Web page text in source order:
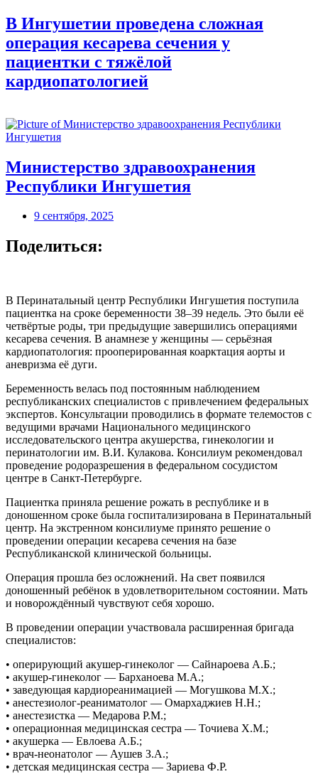
В Ингушетии проведена сложная
операция кесарева сечения у
пациентки с тяжёлой
кардиопатологией
Министерство здравоохранения
Республики Ингушетия
9 сентября, 2025
Поделиться:
В Перинатальный центр Республики Ингушетия поступила
пациентка на сроке беременности 38–39 недель. Это были её
четвёртые роды, три предыдущие завершились операциями
кесарева сечения. В анамнезе у женщины — серьёзная
кардиопатология: прооперированная коарктация аорты и
аневризма её дуги.
Беременность велась под постоянным наблюдением
республиканских специалистов с привлечением федеральных
экспертов. Консультации проводились в формате телемостов с
ведущими врачами Национального медицинского
исследовательского центра акушерства, гинекологии и
перинатологии им. В.И. Кулакова. Консилиум рекомендовал
проведение родоразрешения в федеральном сосудистом
центре в Санкт-Петербурге.
Пациентка приняла решение рожать в республике и в
доношенном сроке была госпитализирована в Перинатальный
центр. На экстренном консилиуме принято решение о
проведении операции кесарева сечения на базе
Республиканской клинической больницы.
Операция прошла без осложнений. На свет появился
доношенный ребёнок в удовлетворительном состоянии. Мать
и новорождённый чувствуют себя хорошо.
В проведении операции участвовала расширенная бригада
специалистов:
• оперирующий акушер-гинеколог — Сайнароева А.Б.;
• акушер-гинеколог — Барханоева М.А.;
• заведующая кардиореанимацией — Могушкова М.Х.;
• анестезиолог-реаниматолог — Омархаджиев Н.Н.;
• анестезистка — Медарова Р.М.;
• операционная медицинская сестра — Точиева Х.М.;
• акушерка — Евлоева А.Б.;
• врач-неонатолог — Аушев З.А.;
• детская медицинская сестра — Зариева Ф.Р.